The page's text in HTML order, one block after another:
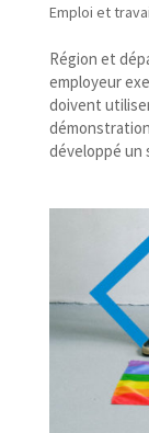
Emploi et
Région et
employeur
doivent
développé un